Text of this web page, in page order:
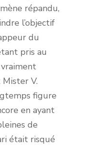
répandu,
l’objectif
du
pris au
Mister V.
figure
en ayant
de
était risqué